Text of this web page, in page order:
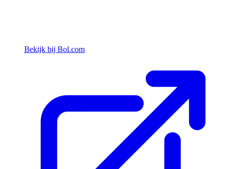
Bekijk bij Bol.com